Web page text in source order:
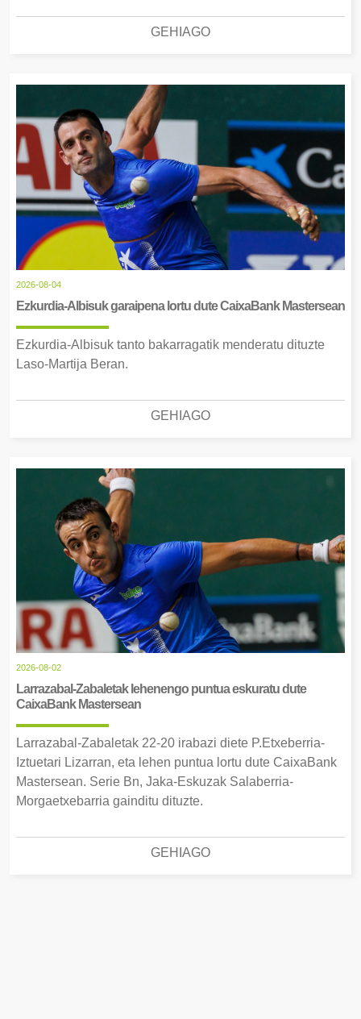
GEHIAGO
2026-08-04
Ezkurdia-Albisuk garaipena lortu dute CaixaBank Mastersean
Ezkurdia-Albisuk tanto bakarragatik menderatu dituzte
Laso-Martija Beran.
GEHIAGO
2026-08-02
Larrazabal-Zabaletak lehenengo puntua eskuratu dute
CaixaBank Mastersean
Larrazabal-Zabaletak 22-20 irabazi diete P.Etxeberria-
Iztuetari Lizarran, eta lehen puntua lortu dute CaixaBank
Mastersean. Serie Bn, Jaka-Eskuzak Salaberria-
Morgaetxebarria gainditu dituzte.
GEHIAGO